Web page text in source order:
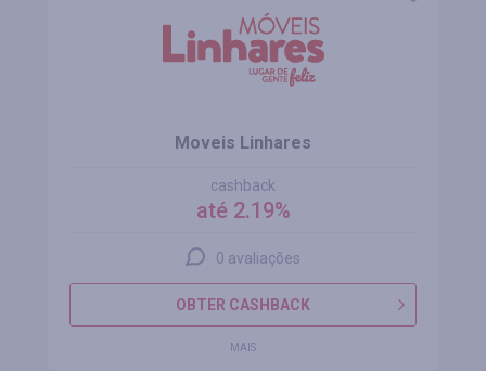
Moveis Linhares
cashback
até 2.19%
0 avaliações
OBTER CASHBACK
MAIS